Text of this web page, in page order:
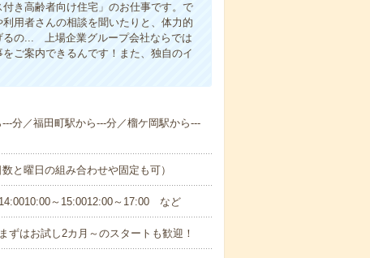
き高齢者向け住宅」のお仕事です。で
用者さんの相談を聞いたりと、体力的
るの... 上場企業グループ会社ならでは
ご案内できるんです！また、独自のイ
分／福田町駅から---分／榴ケ岡駅から---
と曜日の組み合わせや固定も可）
～15:0012:00～17:00 など
はお試し2カ月～のスタートも歓迎！